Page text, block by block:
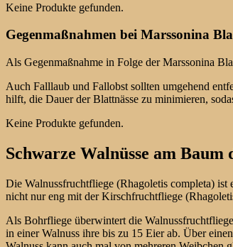
Keine Produkte gefunden.
Gegenmaßnahmen bei Marssonina
Als Gegenmaßnahme in Folge der Marssonina
Auch Falllaub und Fallobst sollten umgehend
hilft, die Dauer der Blattnässe zu minimieren,
Keine Produkte gefunden.
Schwarze Walnüsse am
Die Walnussfruchtfliege (Rhagoletis completa)
nicht nur eng mit der Kirschfruchtfliege
Als Bohrfliege überwintert die
in einer Walnuss ihre bis zu 15 Eier ab. Über